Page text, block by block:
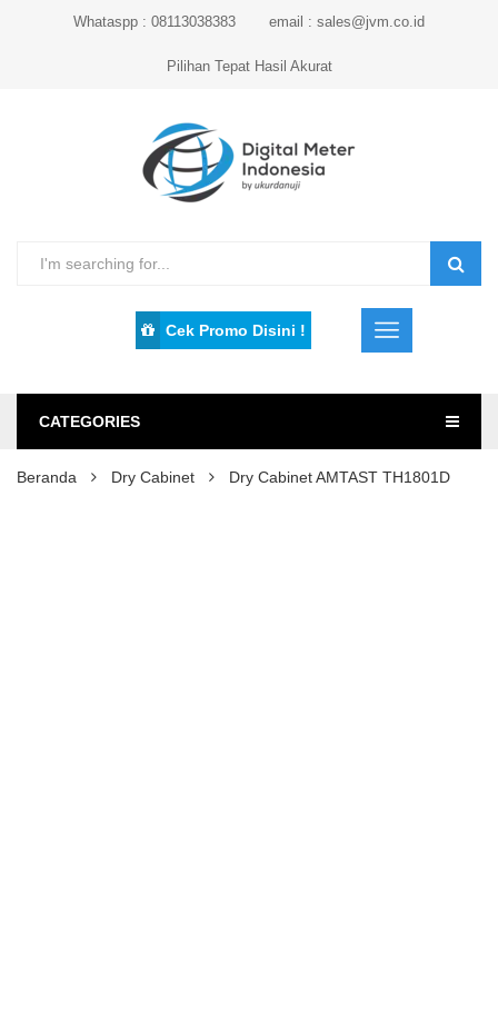
Whataspp : 08113038383 email : sales@jvm.co.id
Pilihan Tepat Hasil Akurat
Cek Promo Disini !
CATEGORIES
Beranda Dry Cabinet Dry Cabinet AMTAST TH1801D